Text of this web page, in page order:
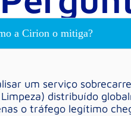
a Cirion o mitiga?
um serviço
distribuído
o tráfego legítimo